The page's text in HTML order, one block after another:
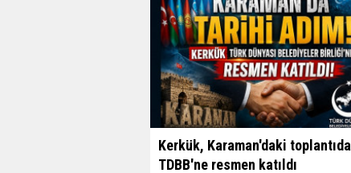
Kerkük, Karaman'daki toplantıda
TDBB'ne resmen katıldı